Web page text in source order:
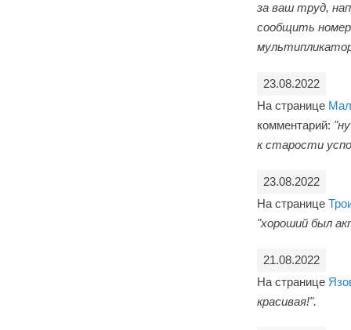
за ваш труд,
сообщить
23.08.2022
На странице
комментарий:
к старости
23.08.2022
На странице
"хороший был
21.08.2022
На странице
красивая!".